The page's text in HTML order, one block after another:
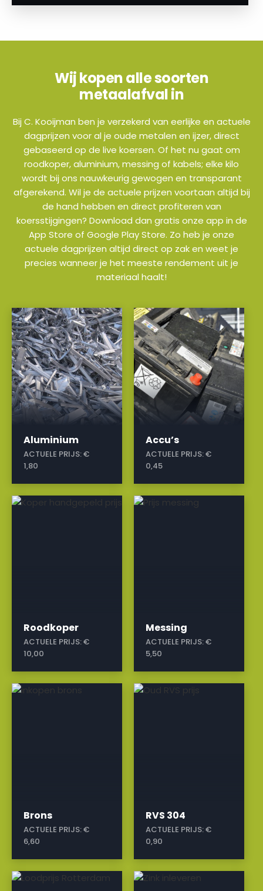
Wij kopen alle soorten
metaalafval in
Bij C. Kooijman ben je verzekerd van eerlijke en actuele
dagprijzen voor al je oude metalen en ijzer, direct
gebaseerd op de live koersen. Of het nu gaat om
roodkoper, aluminium, messing of kabels; elke kilo
wordt bij ons nauwkeurig gewogen en transparant
afgerekend. Wil je de actuele prijzen voortaan altijd bij
de hand hebben en direct profiteren van
koersstijgingen? Download dan gratis onze app in de
App Store of Google Play Store. Zo heb je onze
actuele dagprijzen altijd direct op zak en weet je
precies wanneer je het meeste rendement uit je
materiaal haalt!
Aluminium
ACTUELE PRIJS:€
1,80
a
Accu’s
ACTUELE PRIJS:€
0,45
a
Roodkoper
ACTUELE PRIJS:€
10,00
a
Messing
ACTUELE PRIJS:€
5,50
a
Brons
ACTUELE PRIJS:€
6,60
a
RVS 304
ACTUELE PRIJS:€
0,90
a
a a